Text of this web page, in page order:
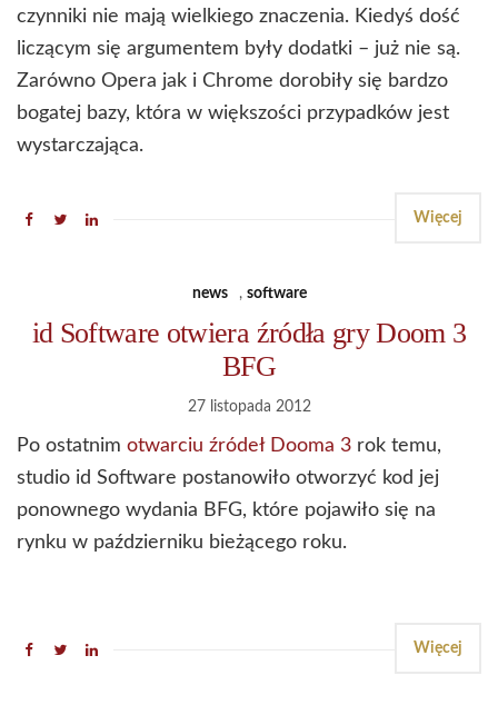
czynniki nie mają wielkiego znaczenia. Kiedyś dość
liczącym się argumentem były dodatki – już nie są.
Zarówno Opera jak i Chrome dorobiły się bardzo
bogatej bazy, która w większości przypadków jest
wystarczająca.
Więcej
news , software
id Software otwiera źródła gry Doom 3
BFG
27 listopada 2012
Po ostatnim otwarciu źródeł Dooma 3 rok temu,
studio id Software postanowiło otworzyć kod jej
ponownego wydania BFG, które pojawiło się na
rynku w październiku bieżącego roku.
Więcej